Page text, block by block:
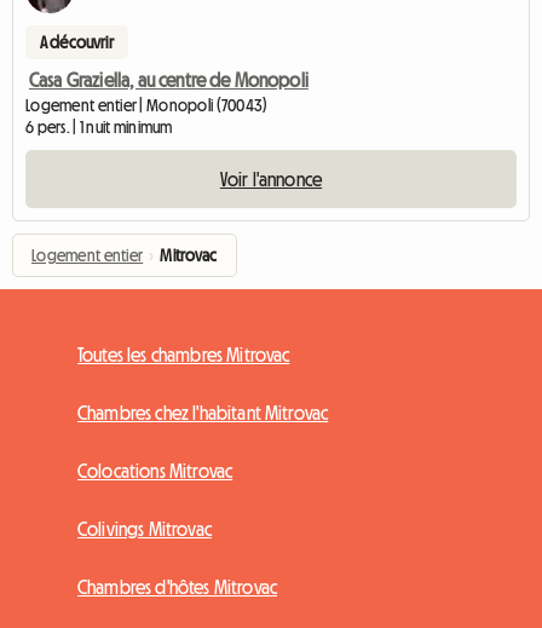
A découvrir
Casa Graziella, au centre de Monopoli
Logement entier | Monopoli (70043)
6 pers. | 1 nuit minimum
Voir l'annonce
Logement entier › Mitrovac
Toutes les chambres Mitrovac
Chambres chez l'habitant Mitrovac
Colocations Mitrovac
Colivings Mitrovac
Chambres d'hôtes Mitrovac